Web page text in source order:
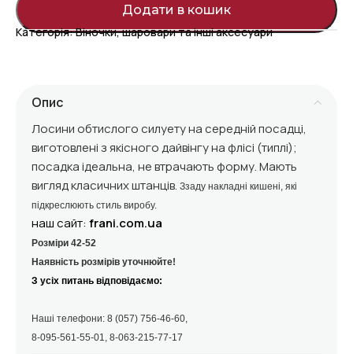
Додати в кошик
Категорія:Віночки, шаровари та інші аксесуари
Опис
Лосини обтислого силуету на середній посадці,
виготовлені з якісного дайвінгу на флісі (типлі);
посадка ідеальна, не втрачають форму. Мають
вигляд класичних штанців. Ззаду накладні кишені, які
підкреслюють стиль виробу.
наш сайт: frani.com.ua
Розміри 42-52
Наявність розмірів уточнюйте!
З усіх питань відповідаємо:
Наші телефони: 8 (057) 756-46-60,
8-095-561-55-01, 8-063-215-77-17